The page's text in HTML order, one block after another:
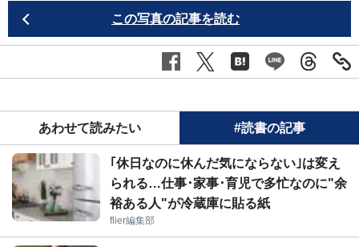
この写真の記事を読む
あわせて読みたい #読書の記事
｢休日なのに休んだ気にならない｣は変え
られる…仕事･家事･育児で多忙なのに"余
裕ある人"が冷蔵庫に貼る紙
flier編集部